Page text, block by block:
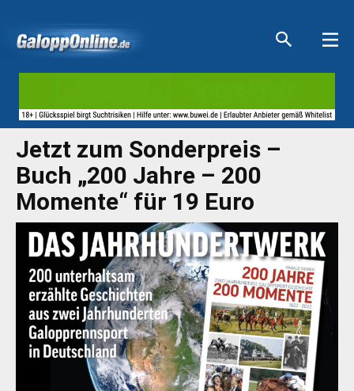
Jetzt zum Sonderpreis –
Buch „200 Jahre – 200
Momente“ für 19 Euro